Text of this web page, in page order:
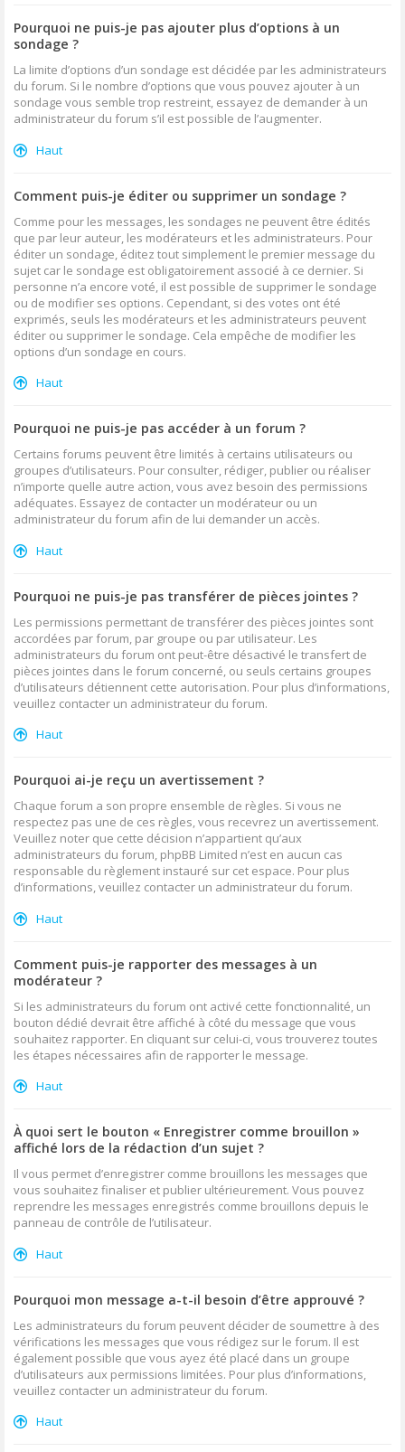
Pourquoi ne puis-je pas ajouter plus d’options à un
sondage ?
La limite d’options d’un sondage est décidée par les administrateurs
du forum. Si le nombre d’options que vous pouvez ajouter à un
sondage vous semble trop restreint, essayez de demander à un
administrateur du forum s’il est possible de l’augmenter.
Haut
Comment puis-je éditer ou supprimer un sondage ?
Comme pour les messages, les sondages ne peuvent être édités
que par leur auteur, les modérateurs et les administrateurs. Pour
éditer un sondage, éditez tout simplement le premier message du
sujet car le sondage est obligatoirement associé à ce dernier. Si
personne n’a encore voté, il est possible de supprimer le sondage
ou de modifier ses options. Cependant, si des votes ont été
exprimés, seuls les modérateurs et les administrateurs peuvent
éditer ou supprimer le sondage. Cela empêche de modifier les
options d’un sondage en cours.
Haut
Pourquoi ne puis-je pas accéder à un forum ?
Certains forums peuvent être limités à certains utilisateurs ou
groupes d’utilisateurs. Pour consulter, rédiger, publier ou réaliser
n’importe quelle autre action, vous avez besoin des permissions
adéquates. Essayez de contacter un modérateur ou un
administrateur du forum afin de lui demander un accès.
Haut
Pourquoi ne puis-je pas transférer de pièces jointes ?
Les permissions permettant de transférer des pièces jointes sont
accordées par forum, par groupe ou par utilisateur. Les
administrateurs du forum ont peut-être désactivé le transfert de
pièces jointes dans le forum concerné, ou seuls certains groupes
d’utilisateurs détiennent cette autorisation. Pour plus d’informations,
veuillez contacter un administrateur du forum.
Haut
Pourquoi ai-je reçu un avertissement ?
Chaque forum a son propre ensemble de règles. Si vous ne
respectez pas une de ces règles, vous recevrez un avertissement.
Veuillez noter que cette décision n’appartient qu’aux
administrateurs du forum, phpBB Limited n’est en aucun cas
responsable du règlement instauré sur cet espace. Pour plus
d’informations, veuillez contacter un administrateur du forum.
Haut
Comment puis-je rapporter des messages à un
modérateur ?
Si les administrateurs du forum ont activé cette fonctionnalité, un
bouton dédié devrait être affiché à côté du message que vous
souhaitez rapporter. En cliquant sur celui-ci, vous trouverez toutes
les étapes nécessaires afin de rapporter le message.
Haut
À quoi sert le bouton « Enregistrer comme brouillon »
affiché lors de la rédaction d’un sujet ?
Il vous permet d’enregistrer comme brouillons les messages que
vous souhaitez finaliser et publier ultérieurement. Vous pouvez
reprendre les messages enregistrés comme brouillons depuis le
panneau de contrôle de l’utilisateur.
Haut
Pourquoi mon message a-t-il besoin d’être approuvé ?
Les administrateurs du forum peuvent décider de soumettre à des
vérifications les messages que vous rédigez sur le forum. Il est
également possible que vous ayez été placé dans un groupe
d’utilisateurs aux permissions limitées. Pour plus d’informations,
veuillez contacter un administrateur du forum.
Haut